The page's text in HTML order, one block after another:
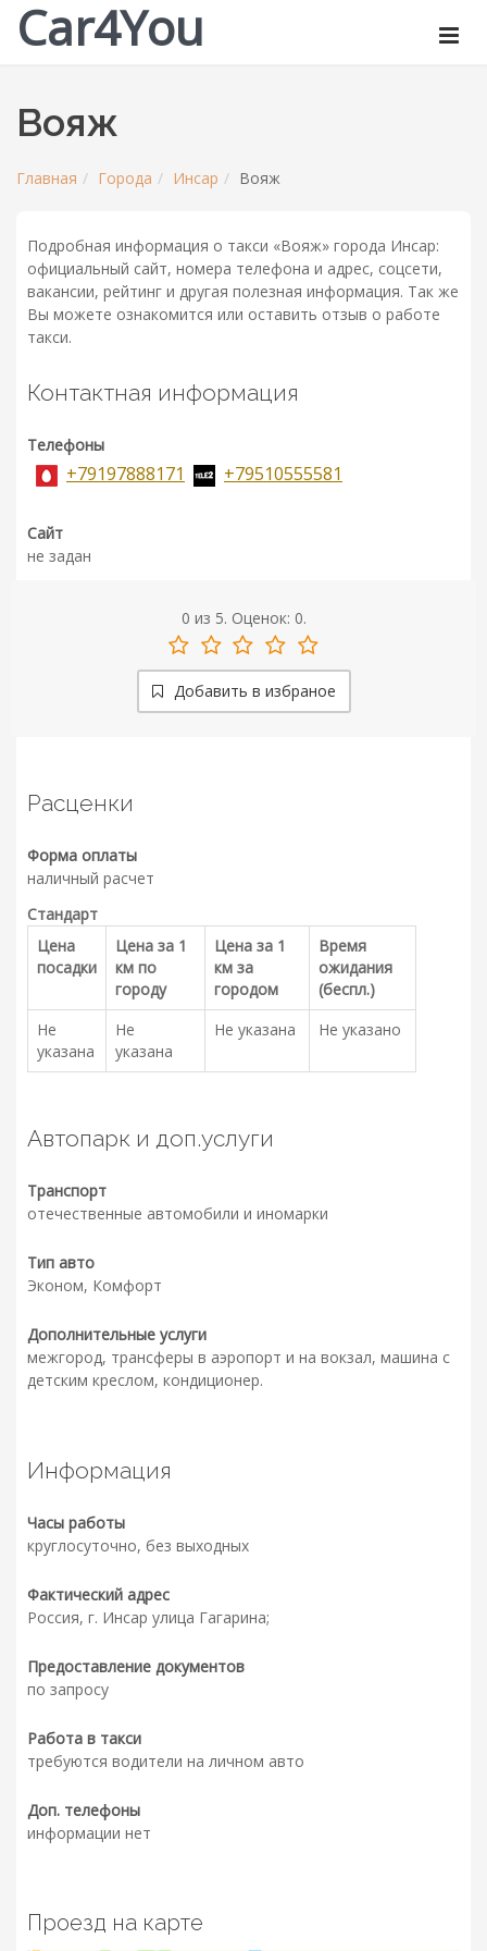
Car4You
Вояж
Главная Города Инсар Вояж
Подробная информация о такси «Вояж» города Инсар:
официальный сайт, номера телефона и адрес, соцсети,
вакансии, рейтинг и другая полезная информация. Так же
Вы можете ознакомится или оставить отзыв о работе
такси.
Контактная информация
Телефоны
+79197888171 +79510555581
Сайт
не задан
0 из 5. Оценок: 0.
Добавить в избраное
Расценки
Форма оплаты
наличный расчет
Стандарт
Цена
посадки
Цена за 1
км по
городу
Цена за 1
км за
городом
Время
ожидания
(беспл.)
Не
указана
Не
указана
Не указана Не указано
Автопарк и доп.услуги
Транспорт
отечественные автомобили и иномарки
Тип авто
Эконом, Комфорт
Дополнительные услуги
межгород, трансферы в аэропорт и на вокзал, машина с
детским креслом, кондиционер.
Информация
Часы работы
круглосуточно, без выходных
Фактический адрес
Россия, г. Инсар улица Гагарина;
Предоставление документов
по запросу
Работа в такси
требуются водители на личном авто
Доп. телефоны
информации нет
Проезд на карте